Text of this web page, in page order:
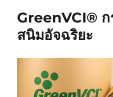
GreenVCI® ก
สนิมอัจฉริยะ